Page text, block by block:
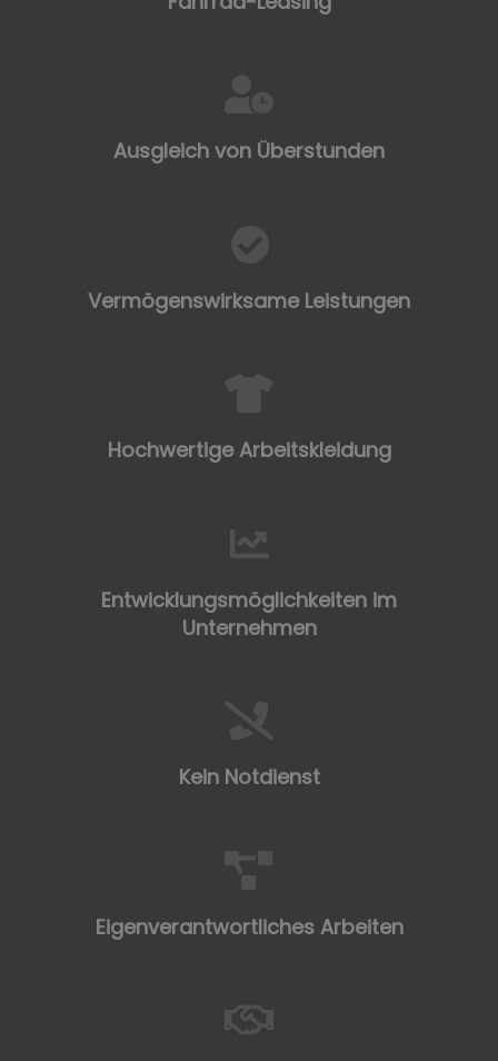
Ausgleich von Überstunden
Vermögenswirksame Leistungen
Hochwertige Arbeitskleidung
Entwicklungsmöglichkeiten im
Unternehmen
Kein Notdienst
Eigenverantwortliches Arbeiten